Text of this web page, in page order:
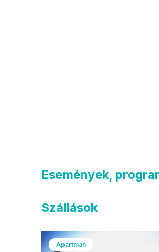
Események,
Szállások
Apartman